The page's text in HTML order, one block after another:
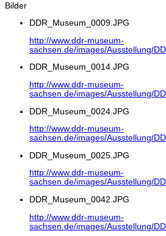
Bilder
DDR_Museum_0009.JPG
http://www.ddr-museum-
sachsen.de/images/Ausstellung/
DDR_Museum_0014.JPG
http://www.ddr-museum-
sachsen.de/images/Ausstellung/
DDR_Museum_0024.JPG
http://www.ddr-museum-
sachsen.de/images/Ausstellung/
DDR_Museum_0025.JPG
http://www.ddr-museum-
sachsen.de/images/Ausstellung/
DDR_Museum_0042.JPG
http://www.ddr-museum-
sachsen.de/images/Ausstellung/